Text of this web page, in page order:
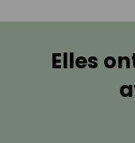
Elles